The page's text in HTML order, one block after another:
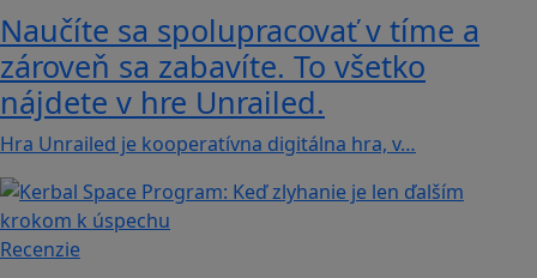
Naučíte sa spolupracovať v tíme a
zároveň sa zabavíte. To všetko
nájdete v hre Unrailed.
Hra Unrailed je kooperatívna digitálna hra, v…
Recenzie